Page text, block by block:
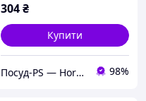
304₴
Купити
Посуд-PS — Horeca Посуд Подарунки 98%